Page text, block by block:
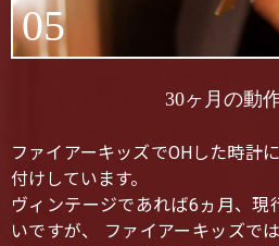
05
30ヶ月の動
ファイアーキッズでOHした時計
付けしています。
ヴィンテージであれば6ヵ月、現
いですが、 ファイアーキッズで